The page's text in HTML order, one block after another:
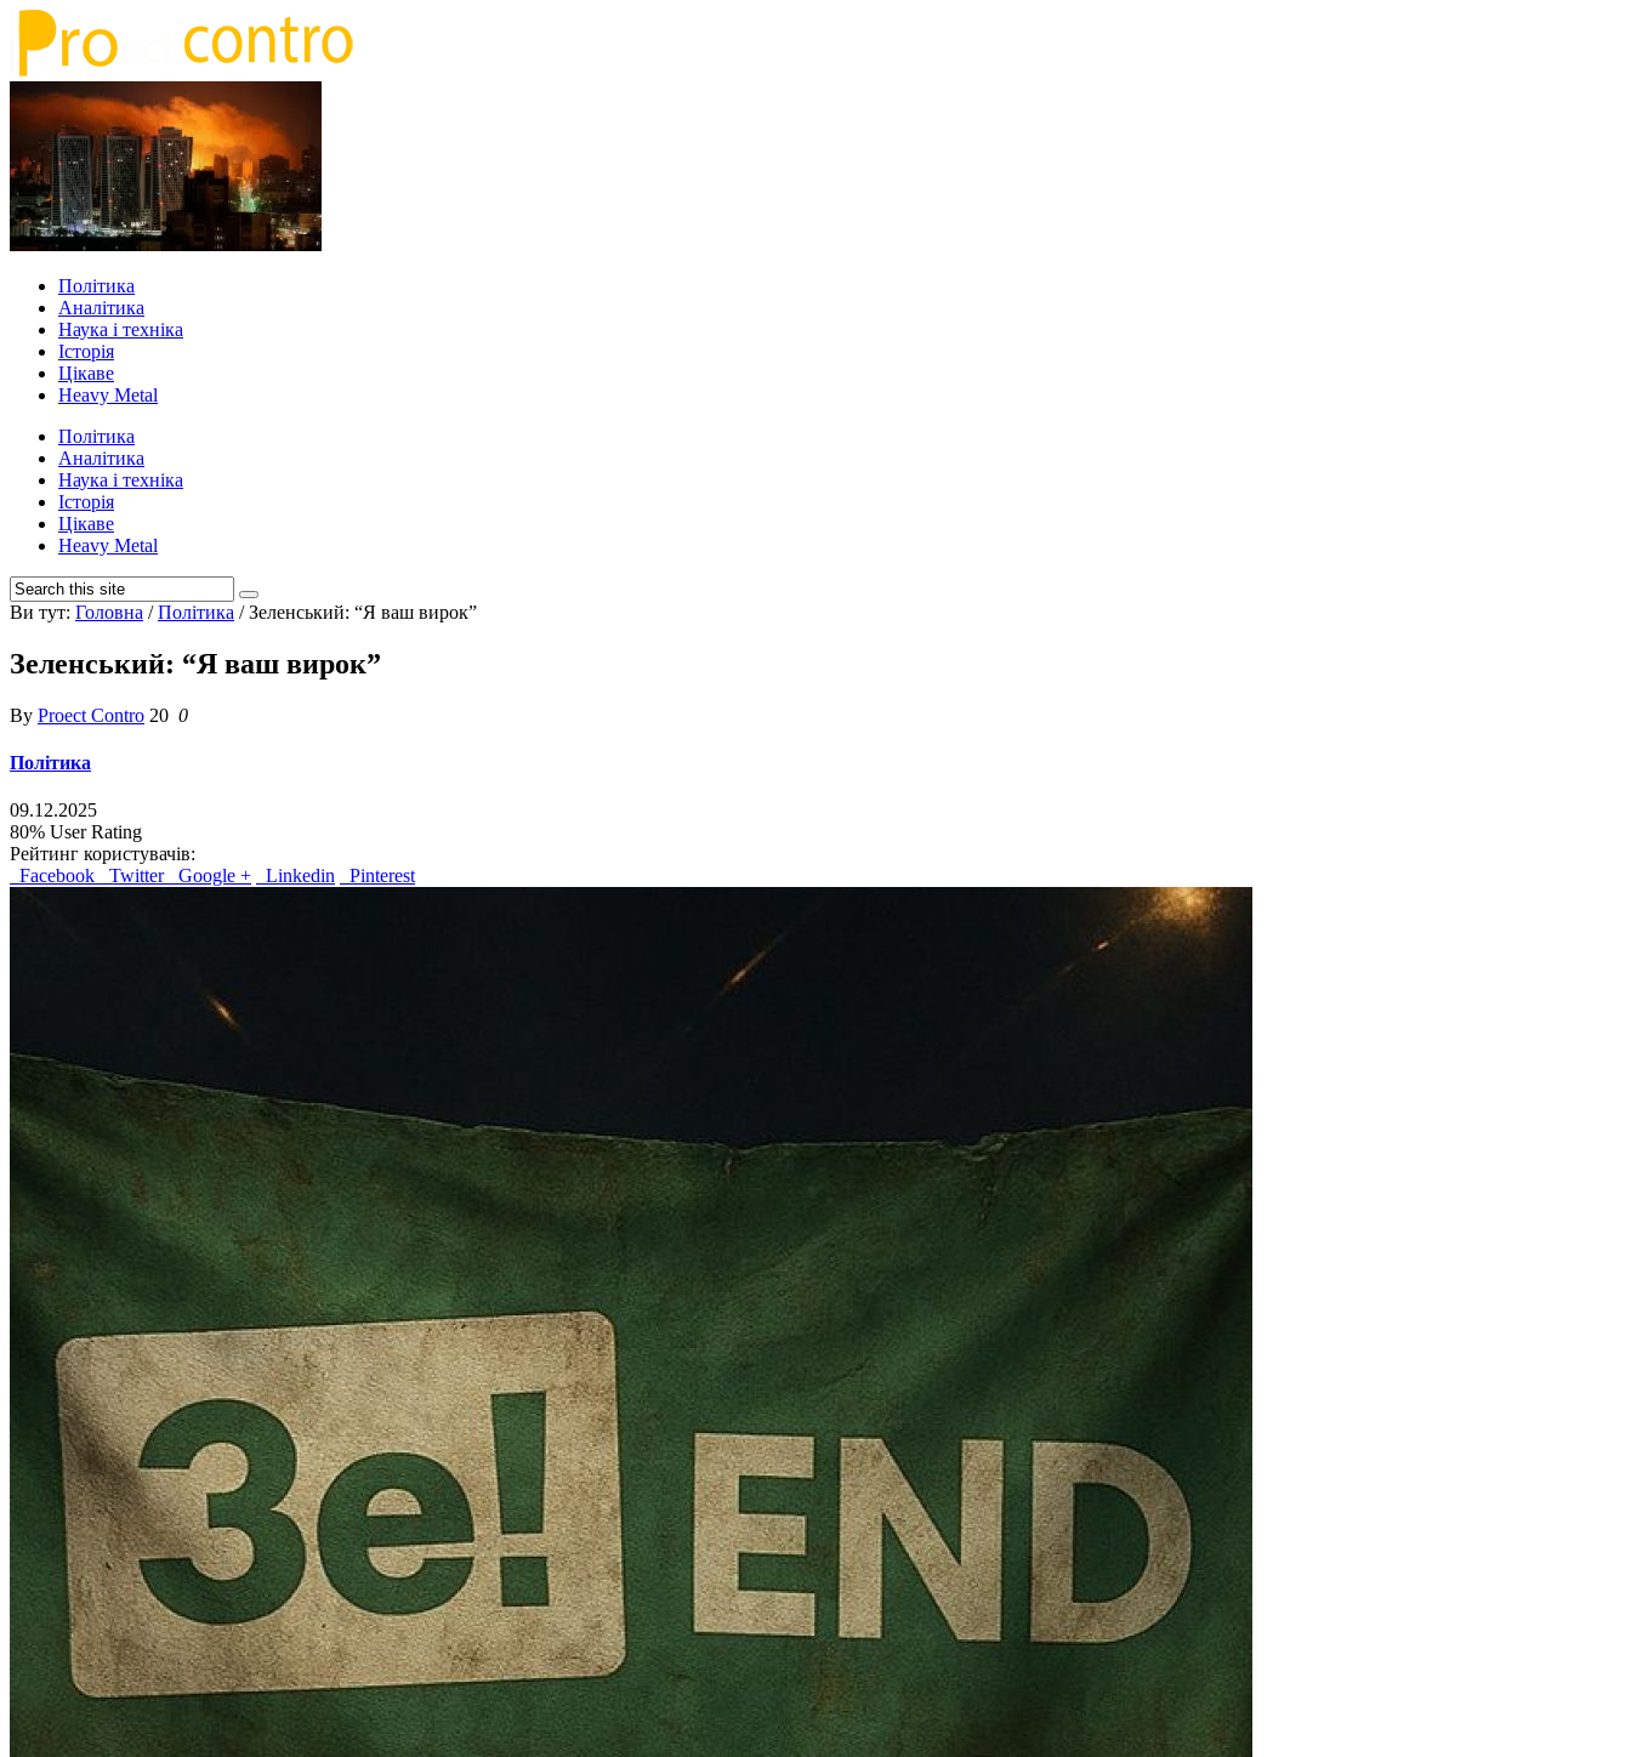
Політика
Аналітика
Наука і техніка
Історія
Цікаве
Heavy Metal
Політика
Аналітика
Наука і техніка
Історія
Цікаве
Heavy Metal
Ви тут: Головна /Політика /Зеленський: “Я ваш вирок”
Зеленський: “Я ваш вирок”
By Proect Contro 20 0
Політика
09.12.2025
80% User Rating
Рейтинг користувачів:
Facebook
Twitter Google + Linkedin Pinterest